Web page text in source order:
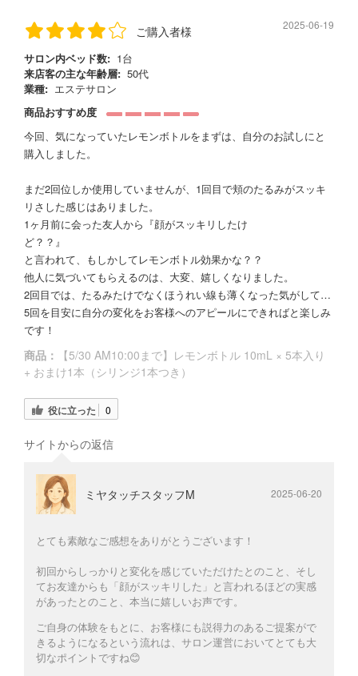
ご購入者様 2025-06-19
サロン内ベッド数: 1台
来店客の主な年齢層: 50代
業種: エステサロン
商品おすすめ度
今回、気になっていたレモンボトルをまずは、自分のお試しにと
購入しました。
まだ2回位しか使用していませんが、1回目で頬のたるみがスッキ
リさした感じはありました。
1ヶ月前に会った友人から『顔がスッキリしたけ
ど？？』
と言われて、もしかしてレモンボトル効果かな？？
他人に気づいてもらえるのは、大変、嬉しくなりました。
2回目では、たるみたけでなくほうれい線も薄くなった気がして…
5回を目安に自分の変化をお客様へのアピールにできればと楽しみ
です！
商品：
【5/30 AM10:00まで】レモンボトル 10mL × 5本入り
+ おまけ1本（シリンジ1本つき）
役に立った 0
サイトからの返信
ミヤタッチスタッフM 2025-06-20
とても素敵なご感想をありがとうございます！
初回からしっかりと変化を感じていただけたとのこと、そし
てお友達からも「顔がスッキリした」と言われるほどの実感
があったとのこと、本当に嬉しいお声です。
ご自身の体験をもとに、お客様にも説得力のあるご提案がで
きるようになるという流れは、サロン運営においてとても大
切なポイントですね😊